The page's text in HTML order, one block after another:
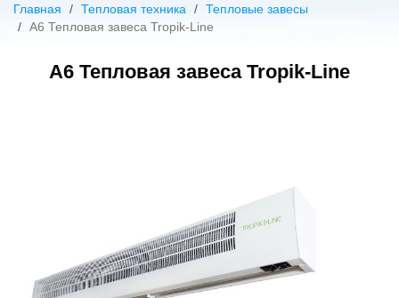
Главная Тепловая техника
Тепловые завесы
А6 Тепловая завеса Tropik-Line
А6 Тепловая завеса Tropik-Line